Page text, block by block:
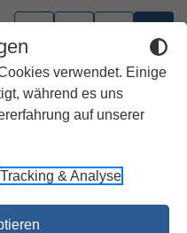
verwendet. Einige
während es uns
auf unserer
Tracking & Analyse